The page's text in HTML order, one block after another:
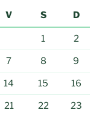
V S D
1 2
7 8 9
14 15 16
21 22 23